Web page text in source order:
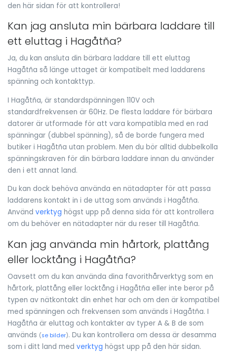
den här sidan för att kontrollera!
Kan jag ansluta min bärbara laddare till
ett eluttag i Hagåtña?
Ja, du kan ansluta din bärbara laddare till ett eluttag
Hagåtña så länge uttaget är kompatibelt med laddarens
spänning och kontakttyp.
I Hagåtña, är standardspänningen 110V och
standardfrekvensen är 60Hz. De flesta laddare för bärbara
datorer är utformade för att vara kompatibla med en rad
spänningar (dubbel spänning), så de borde fungera med
butiker i Hagåtña utan problem. Men du bör alltid dubbelkolla
spänningskraven för din bärbara laddare innan du använder
den i ett annat land.
Du kan dock behöva använda en nätadapter för att passa
laddarens kontakt in i de uttag som används i Hagåtña.
Använd verktyg högst upp på denna sida för att kontrollera
om du behöver en nätadapter när du reser till Hagåtña.
Kan jag använda min hårtork, plattång
eller locktång i Hagåtña?
Oavsett om du kan använda dina favorithårverktyg som en
hårtork, plattång eller locktång i Hagåtña eller inte beror på
typen av nätkontakt din enhet har och om den är kompatibel
med spänningen och frekvensen som används i Hagåtña. I
Hagåtña är eluttag och kontakter av typer A & B de som
används (se bilder). Du kan kontrollera om dessa är desamma
som i ditt land med verktyg högst upp på den här sidan.